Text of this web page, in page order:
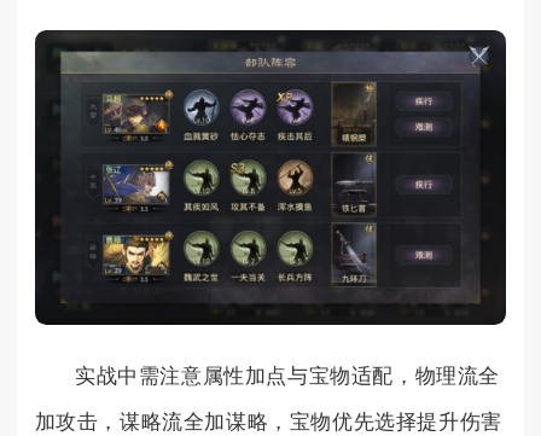
实战中需注意属性加点与宝物适配，物理流全
加攻击，谋略流全加谋略，宝物优先选择提升伤害